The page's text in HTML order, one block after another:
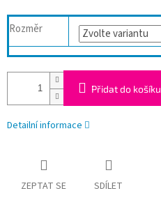
Rozměr
Přidat do košíku
Detailní informace
ZEPTAT SE SDÍLET